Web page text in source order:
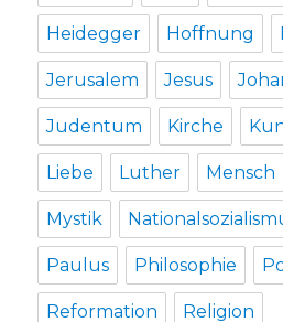
Heidegger Hoffnung
Jerusalem Jesus
Judentum Kirche
Liebe Luther Mensch
Mystik
Paulus Philosophie
Reformation Religion